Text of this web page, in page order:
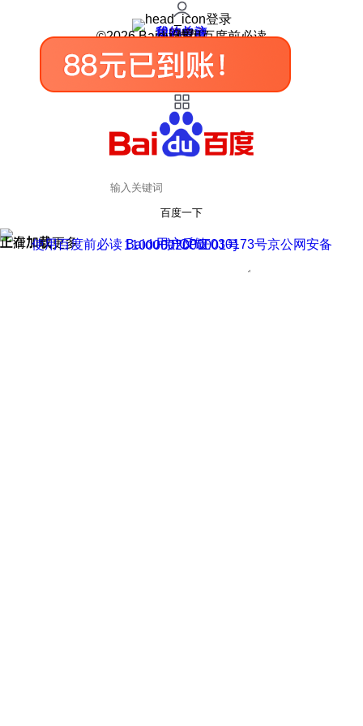
登录
我的关注
我的收藏
皮肤中心
用户反馈
设置
©2026 Baidu 使用百度前必读
百度一下
正在加载
上滑加载更多 用户反馈
使用百度前必读 Baidu 京ICP证030173号
京公网安备11000002000001号